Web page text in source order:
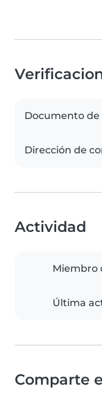
Documento
Dirección de
Actividad
Miembro
Última
Comparte